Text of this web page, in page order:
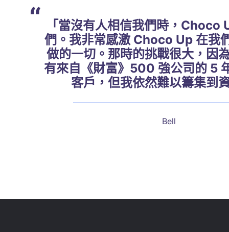
「當沒有人相信我們時，Choco
們。我非常感激 Choco Up 在我
做的一切。那時的挑戰很大，因
有來自《財富》500 強公司的 5
客戶，但我依然難以籌集到
“
Bell